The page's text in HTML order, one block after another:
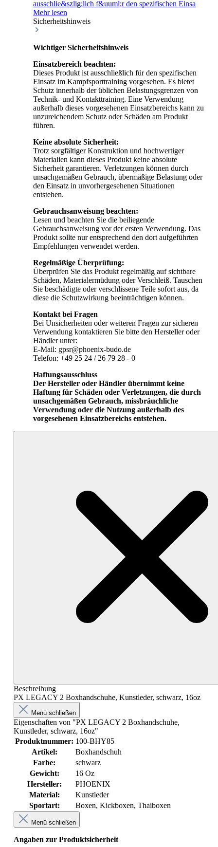
ausschlie&szlig;lich f&uuml;r den spezifischen Einsa
Mehr lesen
Sicherheitshinweis
Wichtiger Sicherheitshinweis
Einsatzbereich beachten:
Dieses Produkt ist ausschließlich für den spezifischen
Einsatz im Kampfsporttraining vorgesehen. Es bietet
Schutz innerhalb der üblichen Belastungsgrenzen von
Technik- und Kontakttraining. Eine Verwendung
außerhalb dieses vorgesehenen Einsatzbereichs kann zu
unzureichendem Schutz oder Schäden am Produkt
führen.
Keine absolute Sicherheit:
Trotz sorgfältiger Konstruktion und hochwertiger
Materialien kann dieses Produkt keine absolute
Sicherheit garantieren. Verletzungen können durch
unsachgemäßen Gebrauch, übermäßige Belastung oder
den Einsatz in unvorhergesehenen Situationen
entstehen.
Gebrauchsanweisung beachten:
Lesen und beachten Sie die beiliegende
Gebrauchsanweisung vor der ersten Verwendung. Das
Produkt sollte nur entsprechend den dort aufgeführten
Empfehlungen verwendet werden.
Regelmäßige Überprüfung:
Überprüfen Sie das Produkt regelmäßig auf sichtbare
Schäden, Materialermüdung oder Verschleiß. Tauschen
Sie beschädigte oder verschlissene Teile sofort aus, da
diese die Schutzwirkung beeinträchtigen können.
Kontakt bei Fragen
Bei Unsicherheiten oder weiteren Fragen zur sicheren
Verwendung kontaktieren Sie bitte den Hersteller oder
Händler unter:
E-Mail: gpsr@phoenix-budo.de
Telefon: +49 25 24 / 26 79 28 - 0
Haftungsausschluss
Der Hersteller oder Händler übernimmt keine
Haftung für Schäden oder Verletzungen, die durch
unsachgemäßen Gebrauch, missbräuchliche
Verwendung oder die Nutzung außerhalb des
vorgesehenen Einsatzbereichs entstehen.
Beschreibung
PX LEGACY 2 Boxhandschuhe, Kunstleder, schwarz, 16oz
Menü schließen
Eigenschaften von "PX LEGACY 2 Boxhandschuhe,
Kunstleder, schwarz, 16oz"
Produktnummer: 100-BHY85
Artikel:
Boxhandschuh
Farbe:
schwarz
Gewicht:
16 Oz
Hersteller:
PHOENIX
Material:
Kunstleder
Sportart:
Boxen, Kickboxen, Thaiboxen
Menü schließen
Angaben zur Produktsicherheit